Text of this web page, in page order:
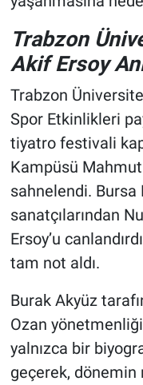
Trabzon
Akif Ersoy
Trabzon
Spor Etkinlikleri
tiyatro festivali
Kampüsü
sahnelendi.
sanatçılarından
Ersoy’u
tam not aldı.
Burak Akyüz
Ozan
yalnızca bir
geçerek,